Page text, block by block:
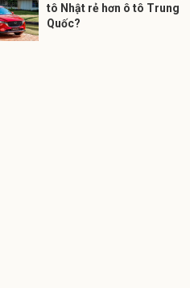
tô Nhật rẻ hơn ô tô Trung
Quốc?